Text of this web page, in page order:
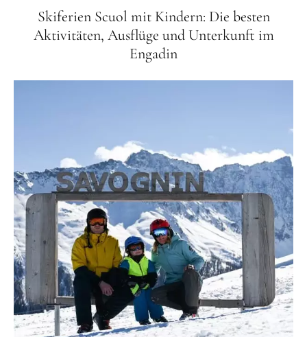
Skiferien Scuol mit Kindern: Die besten
Aktivitäten, Ausflüge und Unterkunft im
Engadin